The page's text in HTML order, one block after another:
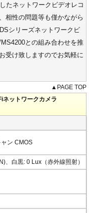
たネットワークビデオレコ
相性の問題等も僅かながら
シリーズネットワークビ
との組み合わせを推
受け致しますのでお気軽に
▲PAGE TOP
ネットワークカメラ
ン CMOS
、白黒: 0 Lux（赤外線照射）